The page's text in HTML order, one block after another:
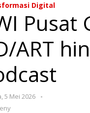
Hybrid,
AD/ART
hingga
Digital
Pusat
ART
5 Mei 2026
oleh
-